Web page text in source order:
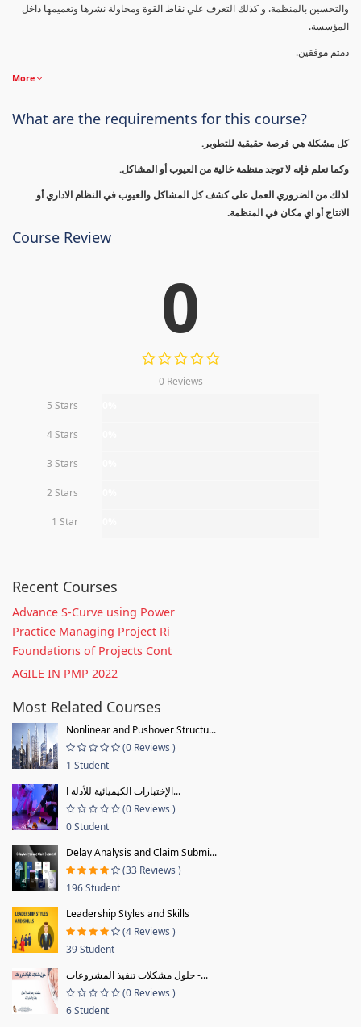
والتحسين بالمنظمة. و كذلك التعرف علي نقاط القوة ومحاولة نشرها وتعميمها داخل
المؤسسة.
دمتم موفقين.
More
What are the requirements for this course?
كل مشكلة هي فرصة حقيقية للتطوير.
وكما نعلم فإنه لا توجد منظمة خالية من العيوب أو المشاكل.
لذلك من الضروري العمل على كشف كل المشاكل والعيوب في النظام الاداري أو
الانتاج أو اي مكان في المنظمة.
Course Review
0
0 Reviews
5 Stars
4 Stars
3 Stars
2 Stars
1 Star
Recent Courses
Advance S-Curve using Power
Practice Managing Project Ri
Foundations of Projects Cont
AGILE IN PMP 2022
Most Related Courses
Nonlinear and Pushover Structu...
(0 Reviews )
1 Student
الإختبارات الكيميائية للأدلة ا...
(0 Reviews )
0 Student
Delay Analysis and Claim Submi...
(33 Reviews )
196 Student
Leadership Styles and Skills
(4 Reviews )
39 Student
حلول مشكلات تنفيذ المشروعات -...
(0 Reviews )
6 Student